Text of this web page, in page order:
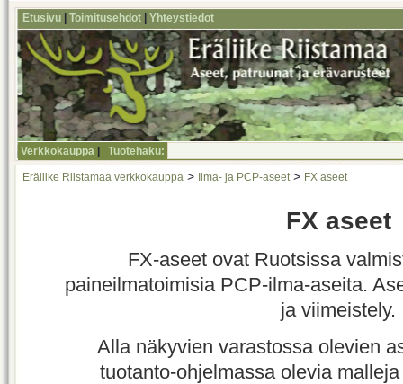
Etusivu Toimitusehdot Yhteystiedot
Verkkokauppa Tuotehaku:
Eräliike Riistamaa verkkokauppa > Ilma- ja PCP-aseet > FX aseet
FX aseet
FX-aseet ovat Ruotsissa
paineilmatoimisia PCP-ilma-aseita.
ja viimeistely.
Alla näkyvien varastossa olevien
tuotanto-ohjelmassa olevia